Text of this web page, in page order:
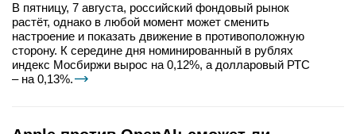
В пятницу, 7 августа, российский фондовый рынок
растёт, однако в любой момент может сменить
настроение и показать движение в противоположную
сторону. К середине дня номинированный в рублях
индекс Мосбиржи вырос на 0,12%, а долларовый РТС
– на 0,13%.